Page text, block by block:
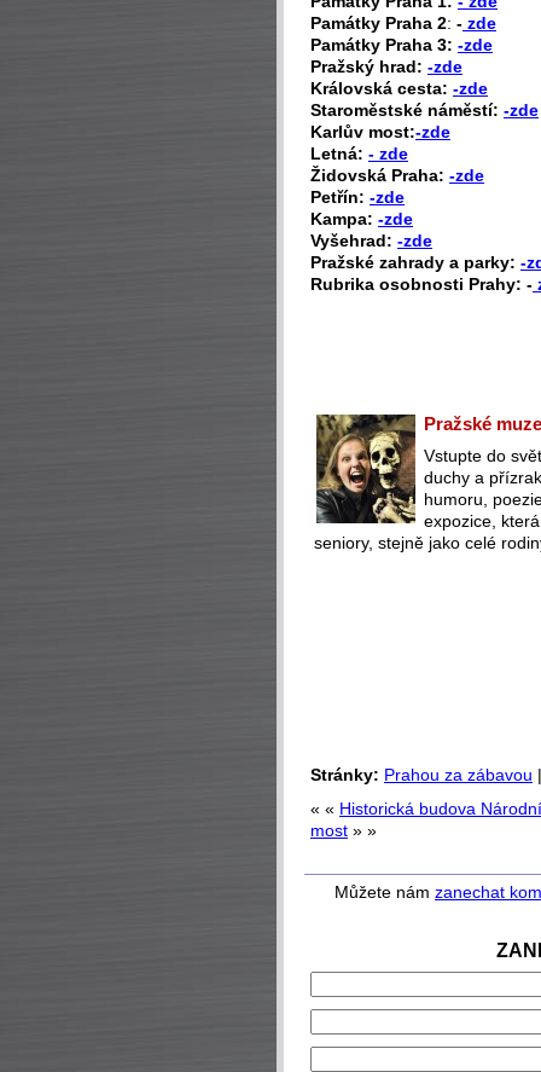
Památky Praha 2: - zde
Památky Praha 3: -zde
Pražský hrad: -zde
Královská cesta: -zde
Staroměstské náměstí: -zde
Karlův most:-zde
Letná: - zde
Židovská Praha: -zde
Petřín: -zde
Kampa: -zde
Vyšehrad: -zde
Pražské zahrady a parky: -
Rubrika osobnosti Prahy: -
Pražské
Vstupte do
duchy a
humoru,
expozice,
seniory, stejně jako celé
Stránky: Prahou za zábavou
« « Historická budova
most » »
Můžete nám zanechat